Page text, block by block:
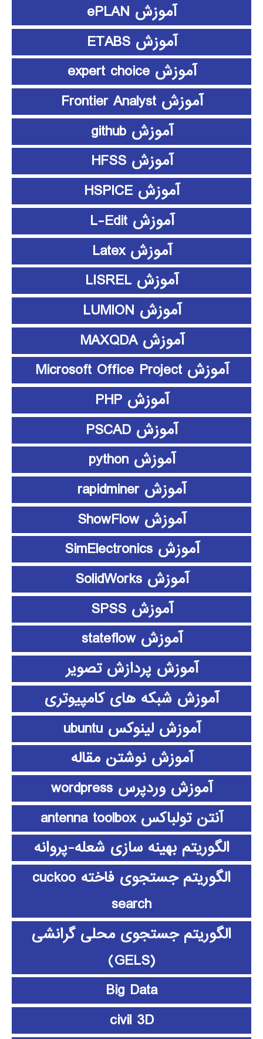
آموزش ePLAN
آموزش ETABS
آموزش expert choice
آموزش Frontier Analyst
آموزش github
آموزش HFSS
آموزش HSPICE
آموزش L-Edit
آموزش Latex
آموزش LISREL
آموزش LUMION
آموزش MAXQDA
آموزش Microsoft Office Project
آموزش PHP
آموزش PSCAD
آموزش python
آموزش rapidminer
آموزش ShowFlow
آموزش SimElectronics
آموزش SolidWorks
آموزش SPSS
آموزش stateflow
آموزش پردازش تصویر
آموزش شبکه های کامپیوتری
آموزش لینوکس ubuntu
آموزش نوشتن مقاله
آموزش وردپرس wordpress
آنتن تولباکس antenna toolbox
الگوریتم بهینه سازی شعله-پروانه
الگوریتم جستجوی فاخته cuckoo
search
الگوریتم جستجوی محلی گرانشی
(GELS)
Big Data
civil 3D